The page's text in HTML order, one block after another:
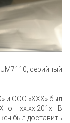
серийный
и ООО «ХХХ» был
от xx.xx.201x. В
был доставить